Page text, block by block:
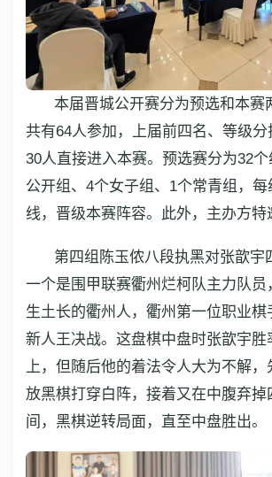
本届晋城公开赛分为预选和本赛
共有64人参加，上届前四名、等级分
30人直接进入本赛。预选赛分为32
公开组、4个女子组、1个常青组，每
线，晋级本赛阵容。此外，主办方特
第四组陈玉侬八段执黑对张歆宇
一个是围甲联赛衢州烂柯队主力队员
生土长的衢州人，衢州第一位职业棋
新人王决战。这盘棋中盘时张歆宇胜
上，但随后他的着法令人大为不解，
放黑棋打穿白阵，接着又在中腹弃掉
间，黑棋逆转局面，直至中盘胜出。